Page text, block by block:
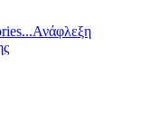
Ανάφλεξη